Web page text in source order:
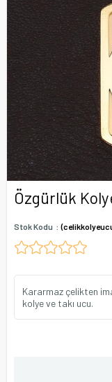
Özgürlük
Stok Kodu
Kararmaz çelikten
kolye ve takı ucu.